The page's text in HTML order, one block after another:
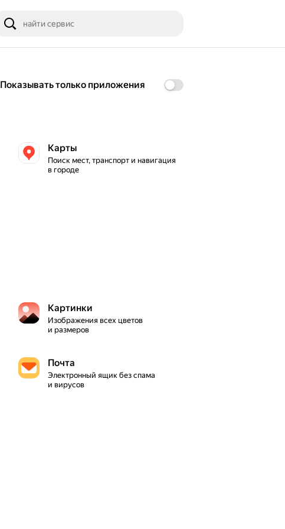
Показывать только приложения
Карты
Поиск мест, транспорт и навигация
в городе
Кар­тин­ки
Изображения всех цветов
и размеров
Почта
Электронный ящик без спама
и вирусов